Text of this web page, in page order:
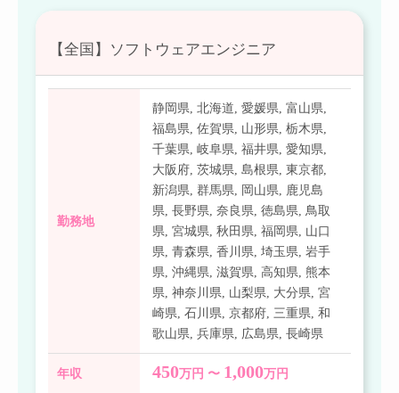
【全国】ソフトウェアエンジニア
勤務地
静岡県,北海道,愛媛県,富山県,
福島県,佐賀県, 山形県,栃木県,
千葉県,岐阜県,福井県,愛知県,
大阪府,茨城県,島根県,東京都,
新潟県,群馬県, 岡山県, 鹿児島
県,長野県,奈良県,徳島県,鳥取
県,宮城県,秋田県,福岡県, 山口
県,青森県,香川県,埼玉県,岩手
県,沖縄県,滋賀県, 高知県,熊本
県,神奈川県, 山梨県, 大分県,宮
崎県,石川県,京都府,三重県,和
歌山県,兵庫県, 広島県,長崎県
年収 450万円 〜 1,000万円